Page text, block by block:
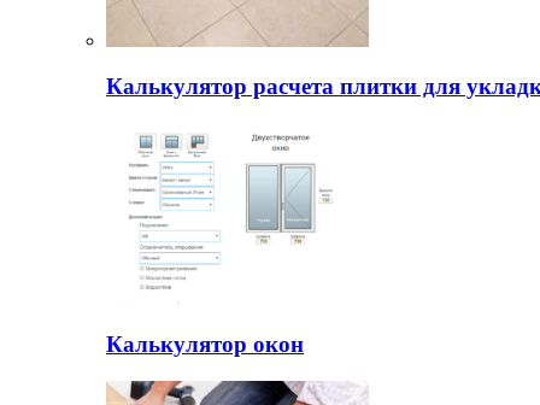
Калькулятор расчета плитки для
Калькулятор окон